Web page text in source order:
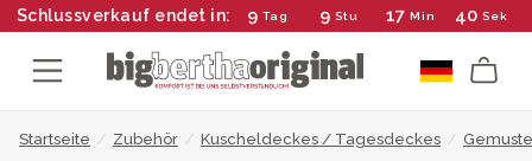
Schlussverkauf endet in: 9 Tag 9 Stu 17 Min 40 Sek
Startseite / Zubehör / Kuscheldeckes / Tagesdeckes /